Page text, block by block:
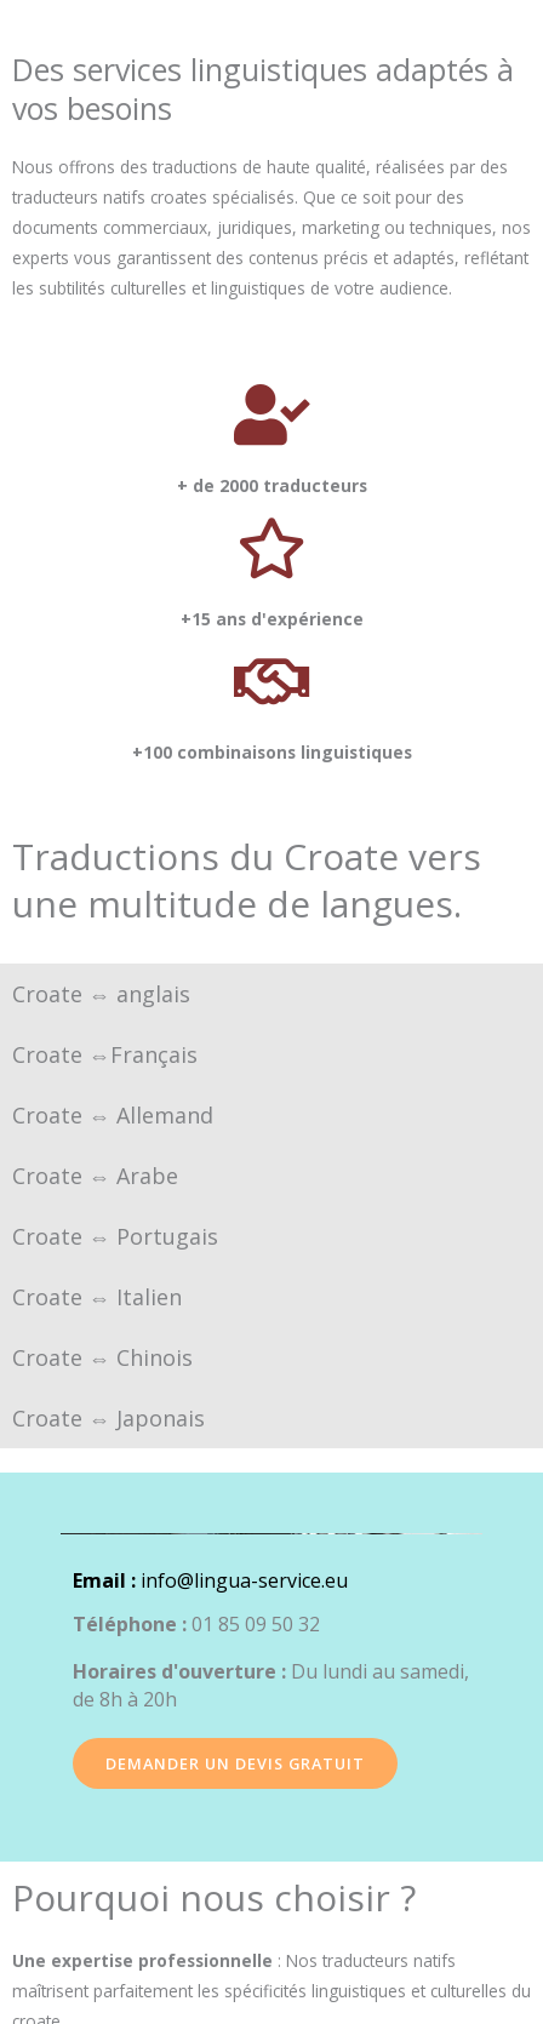
Des services linguistiques adaptés à
vos besoins
Nous offrons des traductions de haute qualité, réalisées par des
traducteurs natifs croates spécialisés. Que ce soit pour des
documents commerciaux, juridiques, marketing ou techniques, nos
experts vous garantissent des contenus précis et adaptés, reflétant
les subtilités culturelles et linguistiques de votre audience.
+ de 2000 traducteurs
+15 ans d'expérience
+100 combinaisons linguistiques
Traductions du Croate vers
une multitude de langues.
Croate ⇔ anglais
Croate ⇔Français
Croate ⇔ Allemand
Croate ⇔ Arabe
Croate ⇔ Portugais
Croate ⇔ Italien
Croate ⇔ Chinois
Croate ⇔ Japonais
Email : info@lingua-service.eu
Téléphone :01 85 09 50 32
Horaires d'ouverture : Du lundi au samedi,
de 8h à 20h
DEMANDER UN DEVIS GRATUIT
Pourquoi nous choisir ?
Une expertise professionnelle : Nos traducteurs natifs
maîtrisent parfaitement les spécificités linguistiques et culturelles du